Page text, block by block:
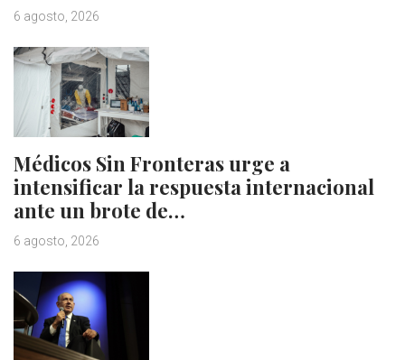
6 agosto, 2026
Médicos Sin Fronteras urge a
intensificar la respuesta internacional
ante un brote de…
6 agosto, 2026